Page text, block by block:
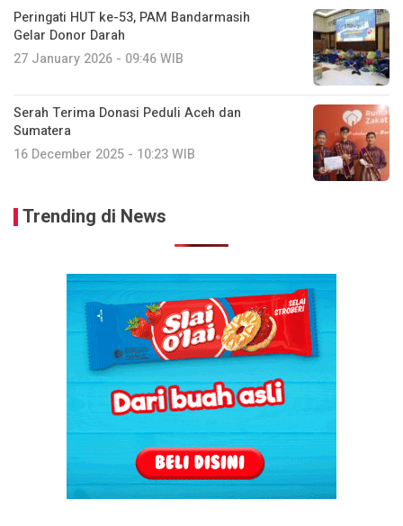
Peringati HUT ke-53, PAM Bandarmasih
Gelar Donor Darah
27 January 2026 - 09:46 WIB
Serah Terima Donasi Peduli Aceh dan
Sumatera
16 December 2025 - 10:23 WIB
Trending di News